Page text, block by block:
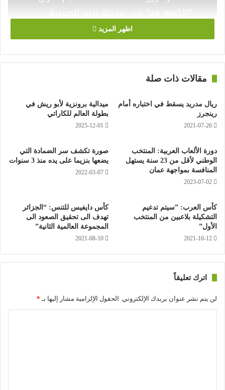
“الكونغ فو” في مدينة زيبو الصينية،
لفتح أبوابها، حيث سارع مرتدو هذه
الصالة، وهم طلاب، إلى ممارسة
تدريبات غريبة وشاقة.
ويظهر الطلاب وبتأطير من أحد أساتذة الكونغ فو، وهم يعلقون أكياسا
حيث يعتقدون أن هذا التمرين سيجعلهم أقوى مع مرور الوقت.
وقال وانغ إردو، وهو طالب ماجستر: “لقد تم الترويج لهذا النوع من
من المشاكل الصحية”.
// المصدر: وكالة روسيا اليوم
اظهر المزيد
مقالات ذات صلة
ريال مدريد يسقط في اختباره أمام
رينجرز
2021-07-26
ميدالية برونزية لأبو ريش في
بطولة العالم للكاراتي
2025-12-01
دورة الألعاب العربية: المنتخب
الوطني لأقل من 23 سنة يستهل
المنافسة بمواجهة عمان
2023-07-02
صورة تكشف سر الضمادة التي
يضعها بنزيما على يده منذ 3 سنوات
2022-03-07
كأس العرب: ”سيتم تدعيم
التشكيلة بلاعبين من المنتخب
الأول”
2021-10-12
كأس دايفيس للتنس: “الجزائر
تهدف الى تحقيق الصعود الى
المجموعة العالمية الثانية”
2021-08-10
اترك تعليقاً
لن يتم نشر عنوان بريدك الإلكتروني. الحقول الإلزامية مشار إليها بـ *